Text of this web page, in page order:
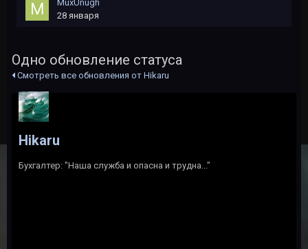
MuxUnugh
28 января
Одно обновление статуса
Смотреть все обновления от Hikaru
Hikaru
Бухгалтер: "Наша служба и опасна и трудна..."